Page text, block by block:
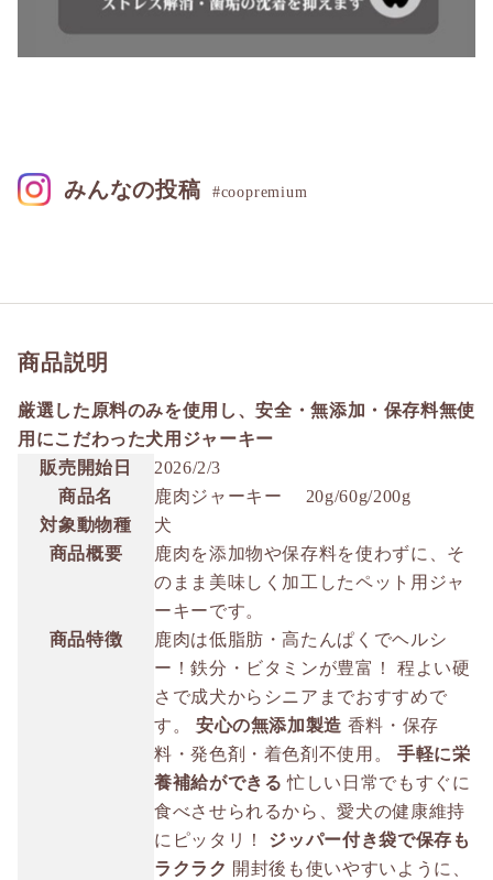
商品説明
厳選した原料のみを使用し、安全・無添加・保存料無使
用にこだわった犬用ジャーキー
販売開始日
2026/2/3
商品名
鹿肉ジャーキー 20g/60g/200g
対象動物種
犬
商品概要
鹿肉を添加物や保存料を使わずに、そ
のまま美味しく加工したペット用ジャ
ーキーです。
商品特徴
鹿肉は低脂肪・高たんぱくでヘルシ
ー！鉄分・ビタミンが豊富！ 程よい硬
さで成犬からシニアまでおすすめで
す。 安心の無添加製造 香料・保存
料・発色剤・着色剤不使用。 手軽に栄
養補給ができる 忙しい日常でもすぐに
食べさせられるから、愛犬の健康維持
にピッタリ！ ジッパー付き袋で保存も
ラクラク 開封後も使いやすいように、
みんなの投稿 #coopremium